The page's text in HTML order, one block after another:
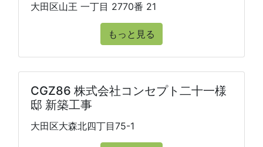
大田区山王 一丁目 2770番 21
もっと見る
CGZ86 株式会社コンセプト二十一様
邸 新築工事
大田区大森北四丁目75-1